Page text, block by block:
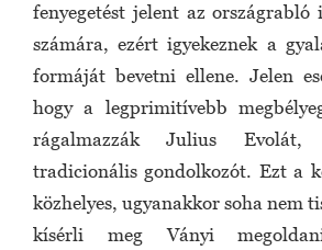
fenyegetést jelent az országrabló
számára, ezért igyekeznek a
formáját bevetni ellene. Jelen
hogy a legprimitívebb
rágalmazzák Julius Evolát,
tradicionális gondolkozót. Ezt a
közhelyes, ugyanakkor soha nem
kísérli meg Ványi